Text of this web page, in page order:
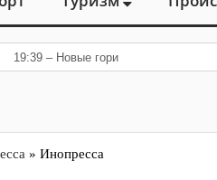
19:39 – Новые горизонты
» Инопресса